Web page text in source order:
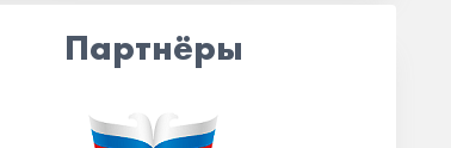
Партнёры